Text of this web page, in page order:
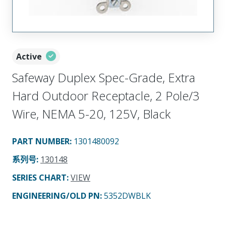
Active
Safeway Duplex Spec-Grade, Extra
Hard Outdoor Receptacle, 2 Pole/3
Wire, NEMA 5-20, 125V, Black
PART NUMBER: 1301480092
系列号: 130148
SERIES CHART:VIEW
ENGINEERING/OLD PN:5352DWBLK